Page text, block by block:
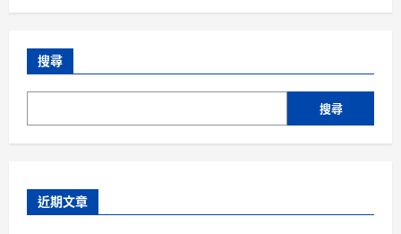
搜尋
搜尋
近期文章